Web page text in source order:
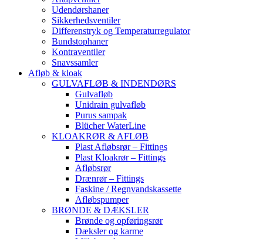
Udendørshaner
Sikkerhedsventiler
Differenstryk og Temperaturregulator
Bundstophaner
Kontraventiler
Snavssamler
Afløb & kloak
GULVAFLØB & INDENDØRS
Gulvafløb
Unidrain gulvafløb
Purus sampak
Blücher WaterLine
KLOAKRØR & AFLØB
Plast Afløbsrør – Fittings
Plast Kloakrør – Fittings
Afløbsrør
Drænrør – Fittings
Faskine / Regnvandskassette
Afløbspumper
BRØNDE & DÆKSLER
Brønde og opføringsrør
Dæksler og karme